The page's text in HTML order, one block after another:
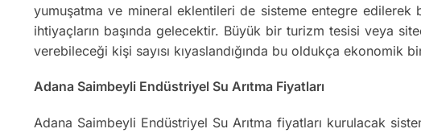
yumuşatma ve mineral eklentileri de sisteme entegre
ihtiyaçların başında gelecektir. Büyük bir turizm tesisi veya
verebileceği kişi sayısı kıyaslandığında bu oldukça ekonomik
Adana Saimbeyli Endüstriyel Su Arıtma Fiyatları
Adana Saimbeyli Endüstriyel Su Arıtma fiyatları kurulacak